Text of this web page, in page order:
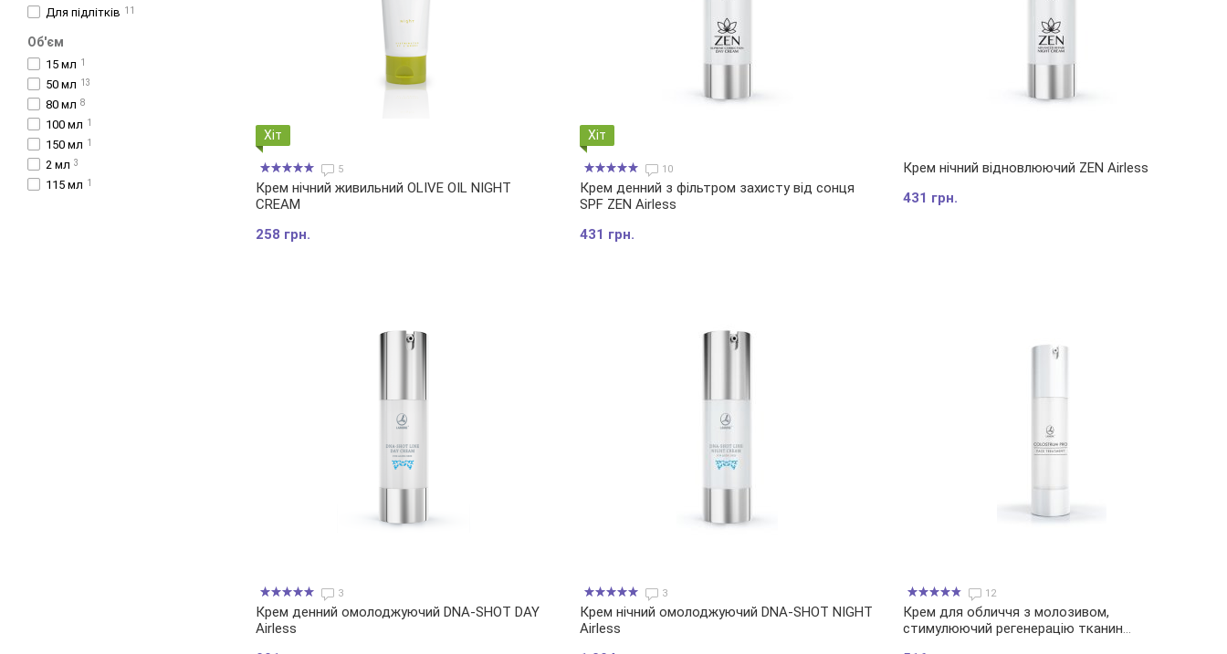
Хіт
5
Крем нічний живильний OLIVE OIL NIGHT
CREAM
258 грн.
Хіт
10
Крем денний з фільтром захисту від сонця
SPF ZEN Airless
431 грн.
Крем нічний відновлюючий ZEN Airless
431 грн.
3
Крем денний омолоджуючий DNA-SHOT DAY
Airless
3
Крем нічний омолоджуючий DNA-SHOT NIGHT
Airless
12
Крем для обличчя з молозивом,
стимулюючий регенерацію тканин
Для підлітків 11
Об'єм
15 мл 1
50 мл 13
80 мл 8
100 мл 1
150 мл 1
2 мл 3
115 мл 1